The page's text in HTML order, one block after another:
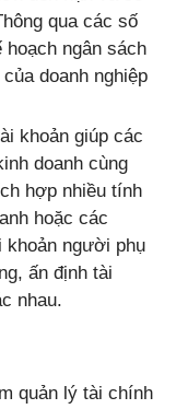
qua các số
hoạch ngân sách
doanh nghiệp
khoản giúp các
doanh cùng
hợp nhiều tính
hoặc các
khoản người phụ
ấn định tài
nhau.
quản lý tài chính